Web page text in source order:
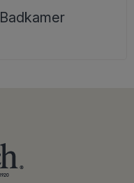
Badkamer